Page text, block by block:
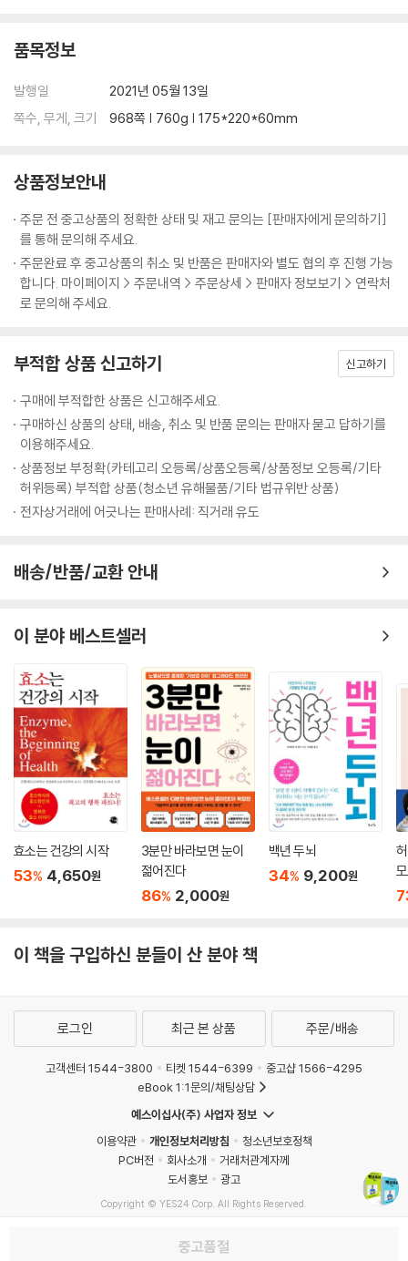
3장 진화의 축복 좌골신경통, 디스크 탈출 경고장
82 나는 다리 뒤만 땅기고 허리는 하나도 아프지 않다고!
84 허리 디스크 탈출증이 번개라면 좌골신경통은 천둥
91 디스크 탈출증을 둘러싼 수수께끼들
94 돼지 수핵을 뽑아 신경뿌리에 묻혔더니, 헉!
96 신경뿌리 속의 희한한 짐승 배측신경절
101 더 놀라운 사실, 신경뿌리 염증을 쭉 지켜봤더니
104 더욱더 놀라운 사실, 좌골신경통을 치료하지 않고 쭉 지켜봤더니, 이
111 고생 끝에 낙이 오듯 방사통 끝에 찾아 오는 뻣뻣함
117 슬기로운 염증 치료
120 신경뿌리 스테로이드 주사, 질문과 대답(FAQ)
125 요점 정리
4장 찢어진 디스크의 애타는 구조신호 - 디스크성 요통
129 보통과 곱빼기 구별하기
139 디스크성 요통을 느끼는 부위
140 디스크성 요통의 전형적인 양상(낮은 통증 순)
142 심한 디스크 내부 손상, 왜 ‘디붕’인가?
145 디스크성 요통이 생기는 이유
146 디스크성 통증을 해결하는 방법들, 과연 올바른가?
150 순천향대의대 이경석 교수의 일갈
152 캐러기 박사와 75명의 용감한 피험자들
154 ‘디붕’은 진정 절망인가?
157 디붕은 절망이 아니라 갓난아기다
158 디스크 탈출과 디스크 내부 손상은 완전히 다른 병인가?
160 명예 교수님이 보여 주신 디스크의 일생
164 허리는 예금통장이다!
167 허리 부자는 어쩌다 허리 빈털터리가 되었나?
172 요점 정리
176 디스크입니까, 협착입니까?
177 척추관협착증 진단과 흔들고 치는 고스톱
180 간헐적(間歇的) 파행(跛行)이란?
186 척추관이 이토록 좁아졌는데 저절로 좋아질 거라고? 못 믿겠는데...
187 좁아진 척추관에 간헐적 파행이 생기는 이유
190 간헐적 파행으로 많이 당황하셨죠?
191 척추관협착증은 디스크와 반대야. 허리 펴면 안 돼! 구부려야 해!
194 척추관협착증이 디스크와 반대라고 생각하는 이유
품목정보
발행일
2021년 05월 13일
쪽수, 무게, 크기
968쪽 | 760g | 175*220*60mm
상품정보안내
주문 전 중고상품의 정확한 상태 및 재고 문의는 [판매자에게 문의하기]
를 통해 문의해 주세요.
주문완료 후 중고상품의 취소 및 반품은 판매자와 별도 협의 후 진행 가능
합니다. 마이페이지 > 주문내역 > 주문상세 > 판매자 정보보기 > 연락처
로 문의해 주세요.
부적합 상품 신고하기 신고하기
구매에 부적합한 상품은 신고해주세요.
구매하신 상품의 상태, 배송, 취소 및 반품 문의는 판매자 묻고 답하기를
이용해주세요.
상품정보 부정확(카테고리 오등록/상품오등록/상품정보 오등록/기타
허위등록) 부적합 상품(청소년 유해물품/기타 법규위반 상품)
전자상거래에 어긋나는 판매사례: 직거래 유도
배송/반품/교환 안내
이 분야 베스트셀러
효소는 건강의 시작
53% 4,650원
3분만 바라보면 눈이
젊어진다
86% 2,000원
백년 두뇌
34% 9,200원
이 책을 구입하신 분들이 산 분야 책
중고품절
로그인 최근 본 상품 주문/배송
고객센터 1544-3800 티켓 1544-6399
중고샵 1566-4295
eBook 1:1문의/채팅상담
예스이십사(주) 사업자 정보
이용약관
개인정보처리방침
청소년보호정책
PC버전
회사소개
거래처관계자께
도서홍보
광고
Copyright © YES24 Corp. All Rights Reserved.